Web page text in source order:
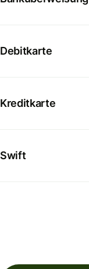
Debitkarte
Kreditkarte
Swift